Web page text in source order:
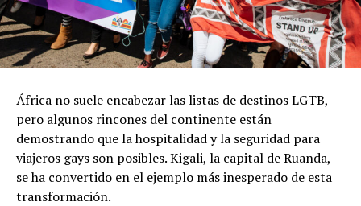
África no suele encabezar las listas de destinos LGTB,
pero algunos rincones del continente están
demostrando que la hospitalidad y la seguridad para
viajeros gays son posibles. Kigali, la capital de Ruanda,
se ha convertido en el ejemplo más inesperado de esta
transformación.